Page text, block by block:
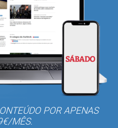
POR APENAS
MÊS.